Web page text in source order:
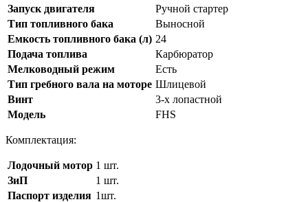
Запуск двигателя
Ручной стартер
Тип топливного бака
Выносной
Емкость топливного бака (л) 24
Подача топлива
Карбюратор
Мелководный режим
Есть
Тип гребного вала на моторе Шлицевой
Винт
3-х лопастной
Модель
FHS
Комплектация:
Лодочный мотор 1 шт.
ЗиП
1 шт.
Паспорт изделия 1шт.